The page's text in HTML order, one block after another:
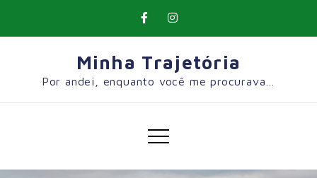
Minha Trajetória
Por andei, enquanto você me procurava…